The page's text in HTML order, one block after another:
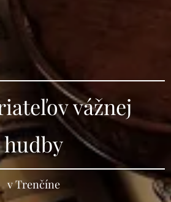
vážnej
hudby
v Trenčíne